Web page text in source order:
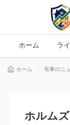
ホーム ラ
ホーム 有事のニ
ホルム